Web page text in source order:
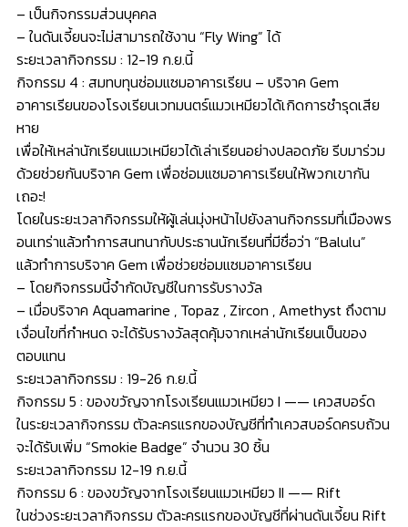
– เป็นกิจกรรมส่วนบุคคล
– ในดันเจี้ยนจะไม่สามารถใช้งาน “Fly Wing” ได้
ระยะเวลากิจกรรม : 12-19 ก.ย.นี้
กิจกรรม 4 : สมทบทุนซ่อมแซมอาคารเรียน – บริจาค Gem
อาคารเรียนของโรงเรียนเวทมนตร์แมวเหมียวได้เกิดการชำรุดเสีย
หาย
เพื่อให้เหล่านักเรียนแมวเหมียวได้เล่าเรียนอย่างปลอดภัย รีบมาร่วม
ด้วยช่วยกันบริจาค Gem เพื่อซ่อมแซมอาคารเรียนให้พวกเขากัน
เถอะ!
โดยในระยะเวลากิจกรรมให้ผู้เล่นมุ่งหน้าไปยังลานกิจกรรมที่เมืองพร
อนเทร่าแล้วทำการสนทนากับประธานนักเรียนที่มีชื่อว่า “Balulu”
แล้วทำการบริจาค Gem เพื่อช่วยซ่อมแซมอาคารเรียน
– โดยกิจกรรมนี้จำกัดบัญชีในการรับรางวัล
– เมื่อบริจาค Aquamarine , Topaz , Zircon , Amethyst ถึงตาม
เงื่อนไขที่กำหนด จะได้รับรางวัลสุดคุ้มจากเหล่านักเรียนเป็นของ
ตอบแทน
ระยะเวลากิจกรรม : 19-26 ก.ย.นี้
กิจกรรม 5 : ของขวัญจากโรงเรียนแมวเหมียว I —— เควสบอร์ด
ในระยะเวลากิจกรรม ตัวละครแรกของบัญชีที่ทำเควสบอร์ดครบถ้วน
จะได้รับเพิ่ม “Smokie Badge” จำนวน 30 ชิ้น
ระยะเวลากิจกรรม 12-19 ก.ย.นี้
กิจกรรม 6 : ของขวัญจากโรงเรียนแมวเหมียว II —— Rift
ในช่วงระยะเวลากิจกรรม ตัวละครแรกของบัญชีที่ผ่านดันเจี้ยน Rift